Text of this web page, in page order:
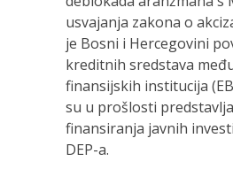
usvajanja zakona o
je Bosni i Hercegovini
kreditnih sredstava
finansijskih institucija
su u prošlosti
finansiranja javnih
DEP-a.